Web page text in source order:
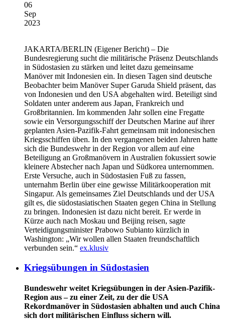
06
Sep
2023
JAKARTA/BERLIN (Eigener Bericht) – Die
Bundesregierung sucht die militärische Präsenz Deutschlands
in Südostasien zu stärken und leitet dazu gemeinsame
Manöver mit Indonesien ein. In diesen Tagen sind deutsche
Beobachter beim Manöver Super Garuda Shield präsent, das
von Indonesien und den USA abgehalten wird. Beteiligt sind
Soldaten unter anderem aus Japan, Frankreich und
Großbritannien. Im kommenden Jahr sollen eine Fregatte
sowie ein Versorgungsschiff der Deutschen Marine auf ihrer
geplanten Asien-Pazifik-Fahrt gemeinsam mit indonesischen
Kriegsschiffen üben. In den vergangenen beiden Jahren hatte
sich die Bundeswehr in der Region vor allem auf eine
Beteiligung an Großmanövern in Australien fokussiert sowie
kleinere Abstecher nach Japan und Südkorea unternommen.
Erste Versuche, auch in Südostasien Fuß zu fassen,
unternahm Berlin über eine gewisse Militärkooperation mit
Singapur. Als gemeinsames Ziel Deutschlands und der USA
gilt es, die südostasiatischen Staaten gegen China in Stellung
zu bringen. Indonesien ist dazu nicht bereit. Er werde in
Kürze auch nach Moskau und Beijing reisen, sagte
Verteidigungsminister Prabowo Subianto kürzlich in
Washington: „Wir wollen allen Staaten freundschaftlich
verbunden sein.“ ex.klusiv
Kriegsübungen in Südostasien
Bundeswehr weitet Kriegsübungen in der Asien-Pazifik-
Region aus – zu einer Zeit, zu der die USA
Rekordmanöver in Südostasien abhalten und auch China
sich dort militärischen Einfluss sichern will.